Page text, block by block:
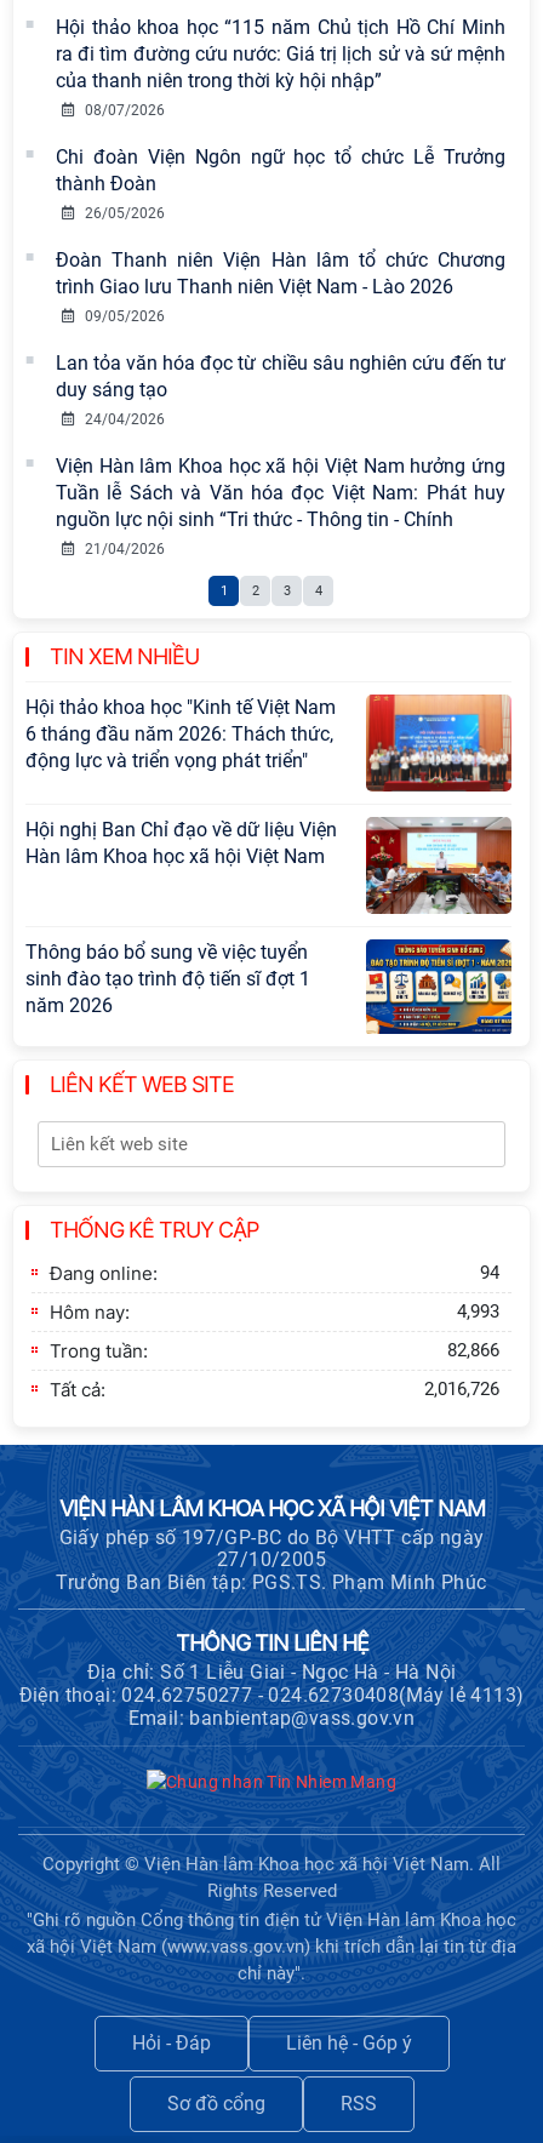
Hội thảo khoa học “115 năm Chủ tịch Hồ Chí Minh
ra đi tìm đường cứu nước: Giá trị lịch sử và sứ mệnh
của thanh niên trong thời kỳ hội nhập”
08/07/2026
Chi đoàn Viện Ngôn ngữ học tổ chức Lễ Trưởng
thành Đoàn
26/05/2026
Đoàn Thanh niên Viện Hàn lâm tổ chức Chương
trình Giao lưu Thanh niên Việt Nam - Lào 2026
09/05/2026
Lan tỏa văn hóa đọc từ chiều sâu nghiên cứu đến tư
duy sáng tạo
24/04/2026
Viện Hàn lâm Khoa học xã hội Việt Nam hưởng ứng
Tuần lễ Sách và Văn hóa đọc Việt Nam: Phát huy
nguồn lực nội sinh “Tri thức - Thông tin - Chính
21/04/2026
1 2 3 4
TIN XEM NHIỀU
nền tảng tư tưởng của Đảng năm
2026
Viện Hàn lâm Khoa học xã hội Việt
công tác cán bộ
chuyên đề: Đẩy mạnh học tập, thực
hành tư tưởng, đạo đức, phương
pháp, phong cách Hồ Chí Minh trong
Hội thảo khoa học quốc tế “Không
gian phát triển Việt Nam trong kỷ
và lựa chọn chính sách” sẽ diễn ra
vào thứ ba, ngày 28/7/2026
Hội nghị Lãnh đạo Viện Hàn lâm
Khoa học xã hội Việt Nam làm việc
với Ban Chủ nhiệm các Chương trình
cấp Bộ
Hội thảo khoa học "Kinh tế Việt Nam
6 tháng đầu năm 2026: Thách thức,
động lực và triển vọng phát triển"
Hội nghị Ban Chỉ đạo về dữ liệu Viện
Hàn lâm Khoa học xã hội Việt Nam
Thông báo bổ sung về việc tuyển
sinh đào tạo trình độ tiến sĩ đợt 1
năm 2026
Hội thảo quốc tế "Không gian phát
triển Việt Nam trong kỷ nguyên mới:
Định hướng chiến lược và lựa chọn
chính sách”
xây dựng Thành Nhà Hồ ở núi An
LIÊN KẾT WEB SITE
THỐNG KÊ TRUY CẬP
Đang online: 94
Hôm nay: 4,993
Trong tuần: 82,866
Tất cả: 2,016,726
VIỆN HÀN LÂM KHOA HỌC XÃ HỘI VIỆT NAM
Giấy phép số 197/GP-BC do Bộ VHTT cấp ngày
27/10/2005
Trưởng Ban Biên tập: PGS.TS. Phạm Minh Phúc
THÔNG TIN LIÊN HỆ
Địa chỉ: Số 1 Liễu Giai - Ngọc Hà - Hà Nội
Điện thoại: 024.62750277 - 024.62730408(Máy lẻ 4113)
Email: banbientap@vass.gov.vn
Copyright © Viện Hàn lâm Khoa học xã hội Việt Nam. All
Rights Reserved
"Ghi rõ nguồn Cổng thông tin điện tử Viện Hàn lâm Khoa học
xã hội Việt Nam (www.vass.gov.vn) khi trích dẫn lại tin từ địa
chỉ này".
Hỏi - Đáp Liên hệ - Góp ý
Sơ đồ cổng RSS